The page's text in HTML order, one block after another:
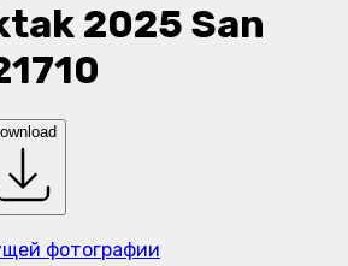
2025 San
фотографии